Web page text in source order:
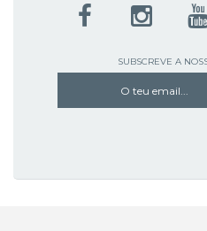
SUBSCREVE A